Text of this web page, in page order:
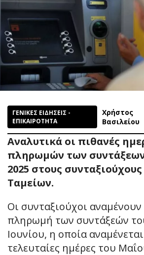
ΓΕΝΙΚΕΣ ΕΙΔΗΣΕΙΣ -
ΕΠΙΚΑΙΡΟΤΗΤΑ
Χρήστος
Βασιλείου
Αναλυτικά οι πιθανές
πληρωμών των συντάξεων
2025 στους
Ταμείων.
Οι συνταξιούχοι
πληρωμή των συντάξεών
Ιουνίου, η οποία αναμένεται
τελευταίες ημέρες του